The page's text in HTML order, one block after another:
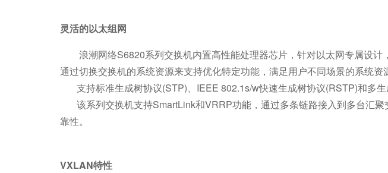
灵活的以太组网
浪潮网络S6820系列交换机内置高性能处理器芯片，针对以太网专属设计
通过切换交换机的系统资源来支持优化特定功能，满足用户不同场景的系统资
支持标准生成树协议(STP)、IEEE 802.1s/w快速生成树协议(RSTP)和多生
该系列交换机支持SmartLink和VRRP功能，通过多条链路接入到多台汇
靠性。
VXLAN特性